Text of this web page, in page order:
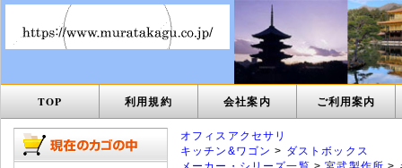
TOP 利用規約 会社案内 ご利用案内
オフィスアクセサリ
キッチン&ワゴン > ダストボックス